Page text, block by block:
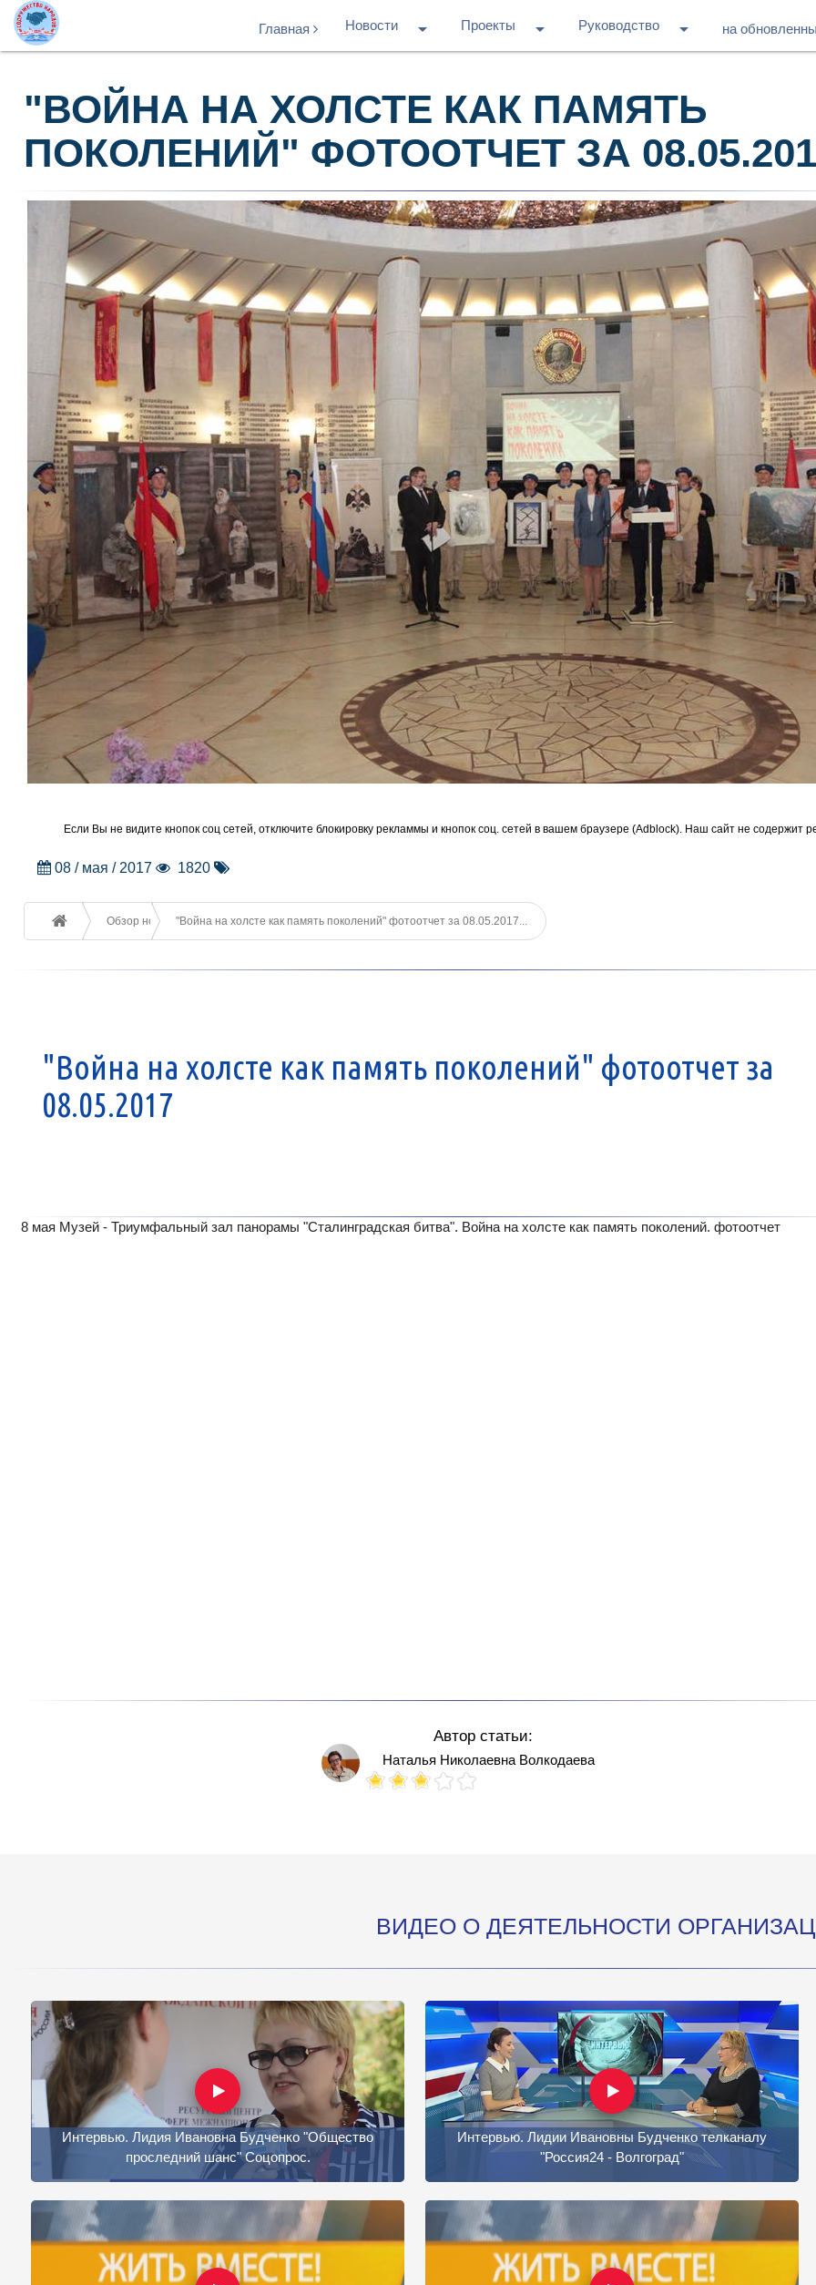
Главная Новости arrow_drop_down Проекты arrow_drop_down Руководство arrow_drop_down на
"ВОЙНА НА ХОЛСТЕ КАК ПАМЯТЬ
ПОКОЛЕНИЙ" ФОТООТЧЕТ ЗА
Если Вы не видите кнопок соц сетей, отключите блокировку рекламмы и кнопок соц. сетей в вашем браузере (Adblock). Наш сайт не содержит
08 / мая / 2017 1820
Обзор новостей"Война на холсте как память поколений" фотоотчет за 08.05.2017...
"Война на холсте как память поколений" фотоотчет за
08.05.2017
8 мая Музей - Триумфальный зал панорамы "Сталинградская битва". Война на холсте как память поколений. фотоотчет
Автор статьи:
Наталья Николаевна Волкодаева
ВИДЕО О ДЕЯТЕЛЬНОСТИ
Интервью. Лидия Ивановна Будченко "Общество
проследний шанс" Соцопрос.
Интервью. Лидии Ивановны Будченко телканалу
"Россия24 - Волгоград"